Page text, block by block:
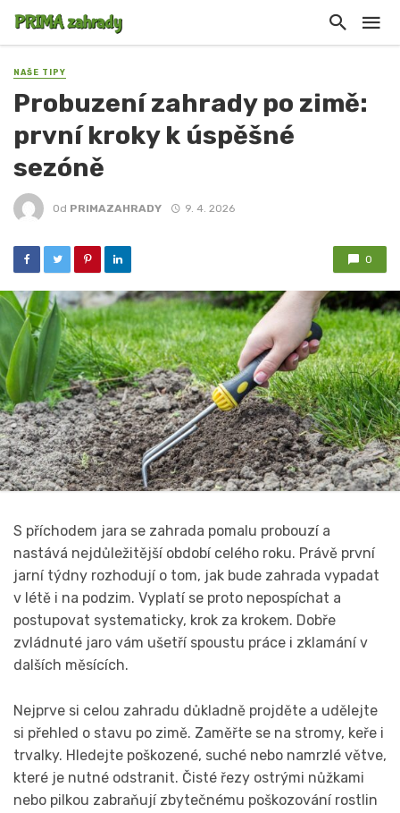
NAŠE TIPY
Probuzení zahrady po zimě:
první kroky k úspěšné
sezóně
Od PRIMAZAHRADY 9. 4. 2026
0
S příchodem jara se zahrada pomalu probouzí a
nastává nejdůležitější období celého roku. Právě první
jarní týdny rozhodují o tom, jak bude zahrada vypadat
v létě i na podzim. Vyplatí se proto nepospíchat a
postupovat systematicky, krok za krokem. Dobře
zvládnuté jaro vám ušetří spoustu práce i zklamání v
dalších měsících.
Nejprve si celou zahradu důkladně projděte a udělejte
si přehled o stavu po zimě. Zaměřte se na stromy, keře i
trvalky. Hledejte poškozené, suché nebo namrzlé větve,
které je nutné odstranit. Čisté řezy ostrými nůžkami
nebo pilkou zabraňují zbytečnému poškozování rostlin